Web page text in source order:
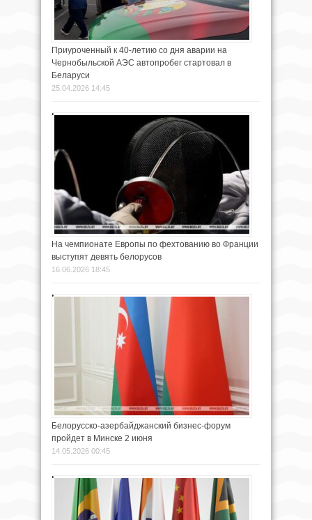
Приуроченный к 40-летию со дня аварии на
Чернобыльской АЭС автопробег стартовал в
Беларуси
25.04.2026 14:45
На чемпионате Европы по фехтованию во Франции
выступят девять белорусов
16.06.2026 18:45
Белорусско-азербайджанский бизнес-форум
пройдет в Минске 2 июня
14.05.2026 00:45